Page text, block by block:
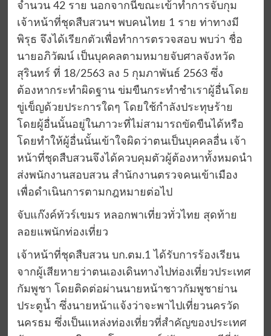
จำนวน 42 ราย นอกจากนี้ขณะเข้าทำการจับกุม
เจ้าหน้าที่ชุดสืบสวนฯ พบคนไทย 1 ราย ท่าทางมี
พิรุธ จึงได้เรียกตัวเพื่อทำการตรวจสอบ พบว่า ชื่อ
นายอภิวัฒน์ เป็นบุคคลตามหมายจับศาลจังหวัด
สุรินทร์ ที่ 18/2563 ลง 5 กุมภาพันธ์ 2563 ซึ่ง
ต้องหากระทำผิดฐาน ข่มขืนกระทำชำเราผู้อื่นโดย
ขู่เข็ญด้วยประการใดๆ โดยใช้กำลังประทุษร้าย
โดยผู้อื่นนั้นอยู่ในภาวะที่ไม่สามารถขัดขืนได้หรือ
โดยทำให้ผู้อื่นนั้นเข้าใจผิดว่าตนเป็นบุคคลอื่น เจ้า
หน้าที่ชุดสืบสวนจึงได้ควบคุมตัวผู้ต้องหาทั้งหมดนำ
ส่งพนักงานสอบสวน สำนักงานตรวจคนเข้าเมือง
เพื่อดำเนินการตามกฎหมายต่อไป
จับแก๊งค์ทัวร์เขมร หลอกพาเที่ยวทั่วไทย สุดท้าย
ลอยแพนักท่องเที่ยว
เจ้าหน้าที่ชุดสืบสวน บก.ตม.1 ได้รับการร้องเรียน
จากผู้เสียหายว่าตนเองเดินทางไปท่องเที่ยวประเทศ
กัมพูชา โดยติดต่อผ่านนายหน้าชาวกัมพูชาย่าน
ประตูน้ำ ซึ่งนายหน้าแจ้งว่าจะพาไปเที่ยวนครวัด
นครธม ซึ่งเป็นแหล่งท่องเที่ยวที่สำคัญของประเทศ